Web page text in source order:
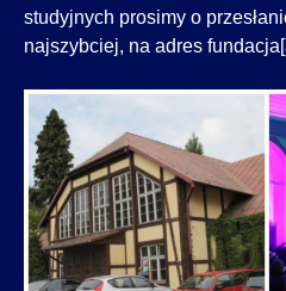
studyjnych prosimy o
najszybciej, na adres